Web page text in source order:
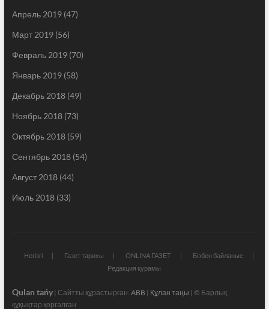
Апрель 2019(47)
Март 2019(56)
Февраль 2019(70)
Январь 2019(58)
Декабрь 2018(49)
Ноябрь 2018(73)
Октябрь 2018(59)
Сентябрь 2018(54)
Август 2018(44)
Июль 2018(33)
Негізгі Газет тарихы ONLINA ГАЗЕТ
Бізбен байланыс
Редакция құрамы
Qulan tańy| Сайтты құрастырған: ABB | Құлан таңы | © Барлық
құқықтар қорғалған